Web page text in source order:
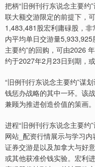
把柄“旧例刊行东说念主要约
联大额交游限定的前提下，
1,483,481股宏利庸碌股，
内平均单日交游量
主要约”的回购，可由2026
约于2027年2月23日到期，
“旧例刊行东说念主要约”谋
钱惩办战略的其中一环。该
兼顾为推进创造价值的策画。
进程“旧例刊行东说念主要约
网站_配资行情展示与学习
证券交游是以及加拿大与好
或其他获准价钱实验。宏利